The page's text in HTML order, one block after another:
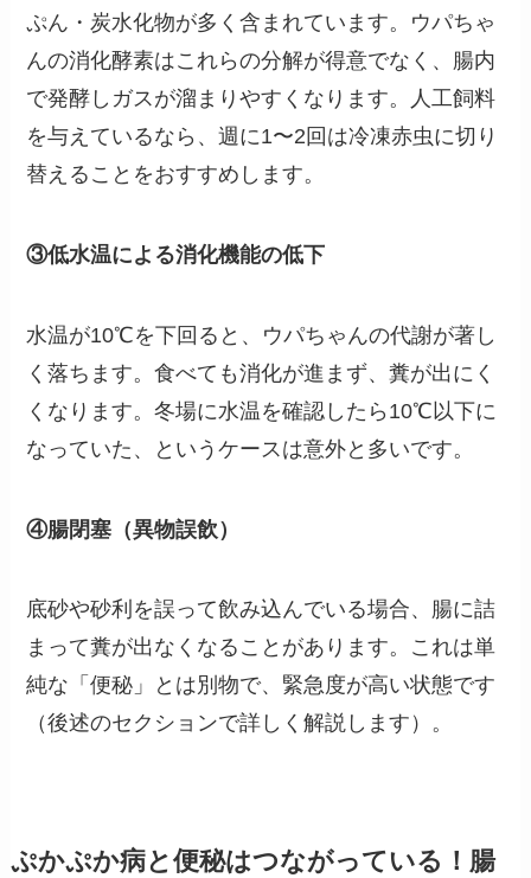
ぷん・炭水化物が多く含まれています。ウパちゃ
んの消化酵素はこれらの分解が得意でなく、腸内
で発酵しガスが溜まりやすくなります。人工飼料
を与えているなら、週に1〜2回は冷凍赤虫に切り
替えることをおすすめします。
③低水温による消化機能の低下
水温が10℃を下回ると、ウパちゃんの代謝が著し
く落ちます。食べても消化が進まず、糞が出にく
くなります。冬場に水温を確認したら10℃以下に
なっていた、というケースは意外と多いです。
④腸閉塞（異物誤飲）
底砂や砂利を誤って飲み込んでいる場合、腸に詰
まって糞が出なくなることがあります。これは単
純な「便秘」とは別物で、緊急度が高い状態です
（後述のセクションで詳しく解説します）。
ぷかぷか病と便秘はつながっている！腸